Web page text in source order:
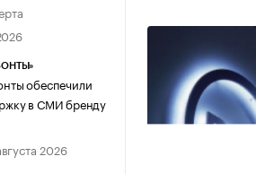
обеспечили
в СМИ бренду
2026